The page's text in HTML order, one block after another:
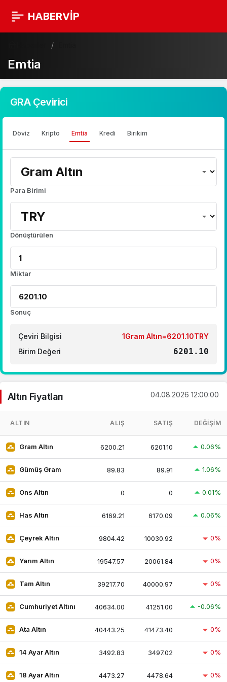
HABERVİP
Emtia
GRA Çevirici
Döviz Kripto Emtia Kredi Birikim
Para Birimi
Dönüştürülen
Miktar
Sonuç
Çeviri Bilgisi
1Gram Altın=6201.10TRY
Birim Değeri
6201.10
Altın Fiyatları 04.08.2026 12:00:00
ALTIN ALIŞ SATIŞ DEĞIŞIM
Gram Altın 6200.21 6201.10 0.06%
Gümüş Gram 89.83 89.91 1.06%
Ons Altın 0 0 0.01%
Has Altın 6169.21 6170.09 0.06%
Çeyrek Altın 9804.42 10030.92 0%
Yarım Altın 19547.57 20061.84 0%
Tam Altın 39217.70 40000.97 0%
Cumhuriyet Altını 40634.00 41251.00 -0.06%
Ata Altın 40443.25 41473.40 0%
14 Ayar Altın 3492.83 3497.02 0%
18 Ayar Altın 4473.27 4478.64 0%